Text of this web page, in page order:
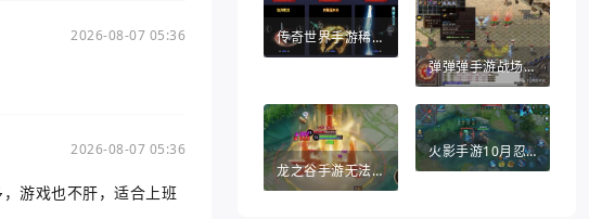
2026-08-07 05:36
2026-08-07 05:36
游戏也不肝，适合上班
传奇世界手游稀世法宝（传奇世界手游法宝醉乾坤葫芦怎么得）
弹弹弹手游战场英雄（弹弹堂手游助手）
龙之谷手游无法退出（龙之谷手游无法退出游戏）
火影手游10月忍者（火影手游10月忍者活动）